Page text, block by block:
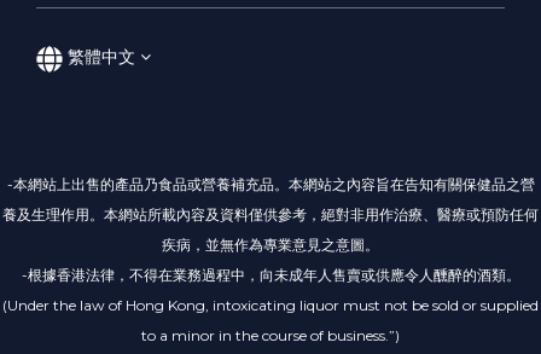
繁體中文
-本網站上出售的產品乃食品或營養補充品。本網站之內容旨在告知有關保健品之營
養及生理作用。本網站所載內容及資料僅供參考，絕對非用作治療、醫療或預防任何
疾病，並無作為專業意見之意圖。
-根據香港法律，不得在業務過程中，向未成年人售賣或供應令人醺醉的酒類。
(Under the law of Hong Kong, intoxicating liquor must not be sold or supplied
to a minor in the course of business.”)